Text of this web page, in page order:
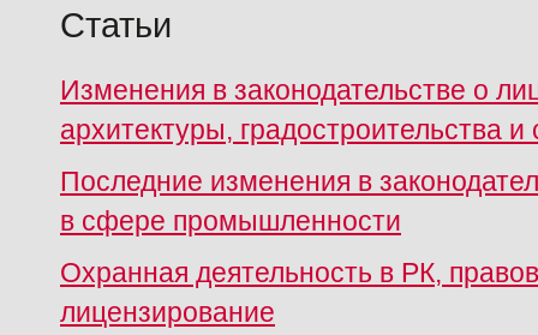
Статьи
Изменения в законодательстве о
архитектуры, градостроительства и
Последние изменения в
в сфере промышленности
Охранная деятельность в РК,
лицензирование